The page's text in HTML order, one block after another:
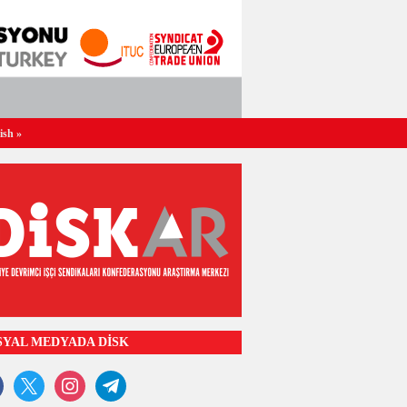
»
MEDYADA DİSK
x instagramtelegram